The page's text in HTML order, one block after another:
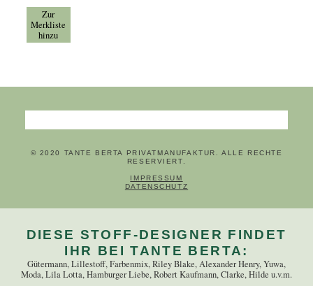
Zur
Merkliste
hinzu
Suchbegriffe
© 2020 TANTE BERTA PRIVATMANUFAKTUR. ALLE RECHTE
RESERVIERT.
NAVIGATION ÜBERSPRINGEN
IMPRESSUM
DATENSCHUTZ
DIESE STOFF-DESIGNER FINDET
IHR BEI TANTE BERTA:
Gütermann, Lillestoff, Farbenmix, Riley Blake, Alexander Henry, Yuwa,
Moda, Lila Lotta, Hamburger Liebe, Robert Kaufmann, Clarke, Hilde u.v.m.